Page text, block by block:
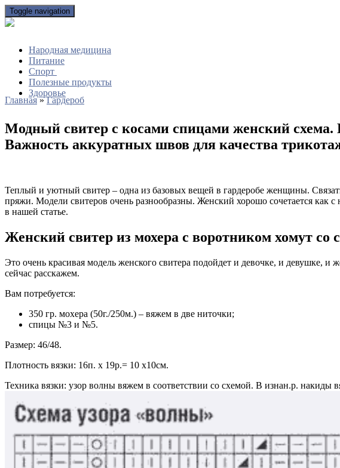
Toggle navigation
Народная медицина
Питание
Спорт
Полезные продукты
Здоровье
Главная»Гардероб
Модный свитер с косами спицами женский схема.
Важность аккуратных швов для качества
Теплый и уютный свитер – одна из базовых вещей в гардеробе женщины.
пряжи. Модели свитеров очень разнообразны. Женский хорошо сочетается
в нашей статье.
Женский свитер из мохера с воротником хомут со
Это очень красивая модель женского свитера подойдет и девочке, и
сейчас расскажем.
Вам потребуется:
350 гр. мохера (50г./250м.) – вяжем в две ниточки;
спицы №3 и №5.
Размер: 46/48.
Плотность вязки: 16п. х 19р.= 10 х10см.
Техника вязки: узор волны вяжем в соответствии со схемой. В изнан.р. накиды